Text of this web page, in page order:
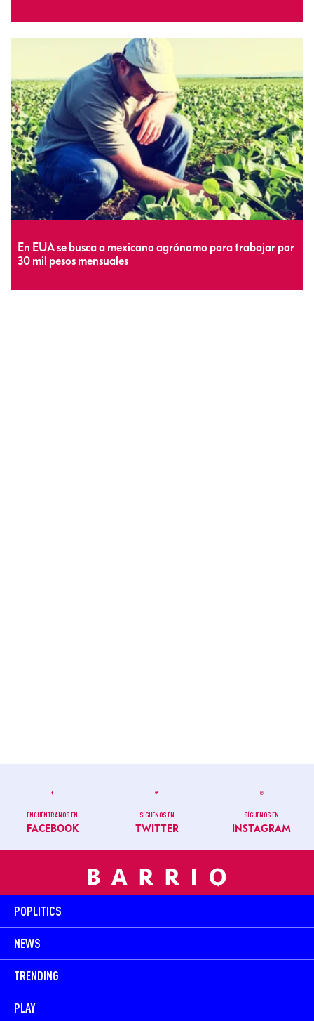
En EUA se busca a mexicano agrónomo para trabajar por
30 mil pesos mensuales
ENCUÉNTRANOS EN
FACEBOOK
SÍGUENOS EN
TWITTER
SÍGUENOS EN
INSTAGRAM
POPLITICS
NEWS
TRENDING
PLAY